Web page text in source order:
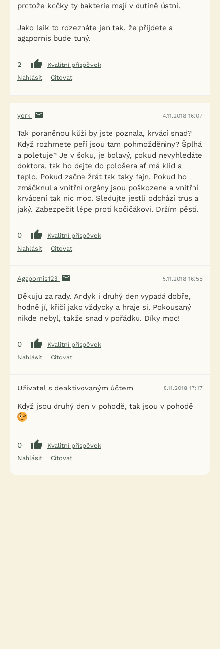
protože kočky ty bakterie mají v dutině ústní.
Jako laik to rozeznáte jen tak, že přijdete a
agapornis bude tuhý.
2
Kvalitní příspěvek
Nahlásit
Citovat
york 4.11.2018 16:07
Tak poraněnou kůži by jste poznala, krvácí snad?
Když rozhrnete peří jsou tam pohmožděniny? Šplhá
a poletuje? Je v šoku, je bolavý, pokud nevyhledáte
doktora, tak ho dejte do pološera ať má klid a
teplo. Pokud začne žrát tak taky fajn. Pokud ho
zmáčknul a vnitřní orgány jsou poškozené a vnitřní
krvácení tak nic moc. Sledujte jestli odchází trus a
jaký. Zabezpečit lépe proti kočičákovi. Držím pěsti.
0
Kvalitní příspěvek
Nahlásit
Citovat
Agapornis123 5.11.2018 16:55
Děkuju za rady. Andyk i druhý den vypadá dobře,
hodně jí, křičí jako vždycky a hraje si. Pokousaný
nikde nebyl, takže snad v pořádku. Díky moc!
0
Kvalitní příspěvek
Nahlásit
Citovat
Uživatel s deaktivovaným účtem 5.11.2018 17:17
Když jsou druhý den v pohodě, tak jsou v pohodě
0
Kvalitní příspěvek
Nahlásit
Citovat